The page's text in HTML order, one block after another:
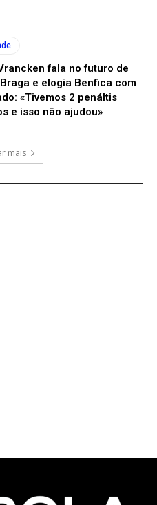
fala no futuro de
e elogia Benfica com
«Tivemos 2 penáltis
e isso não ajudou»
mais